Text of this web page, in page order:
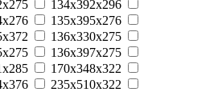
134x392x296
135x395x276
136x330x275
136x397x275
170x348x322
235x510x322